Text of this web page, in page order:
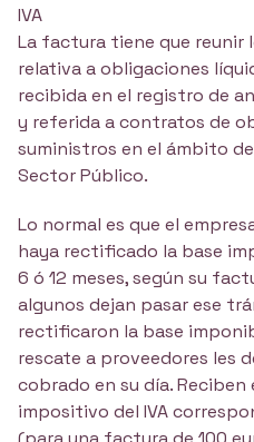
IVA
La factura tiene que reunir
relativa a obligaciones
recibida en el registro de
y referida a contratos de
suministros en el ámbito
Sector Público.
Lo normal es que el
haya rectificado la base
6 ó 12 meses, según su
algunos dejan pasar ese
rectificaron la base
rescate a proveedores les
cobrado en su día.
impositivo del IVA